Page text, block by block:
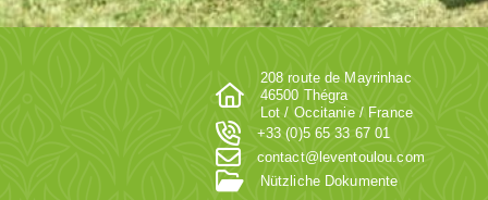
208 route de Mayrinhac
46500 Thégra
Lot / Occitanie / France
+33 (0)5 65 33 67 01
contact@leventoulou.com
Nützliche Dokumente